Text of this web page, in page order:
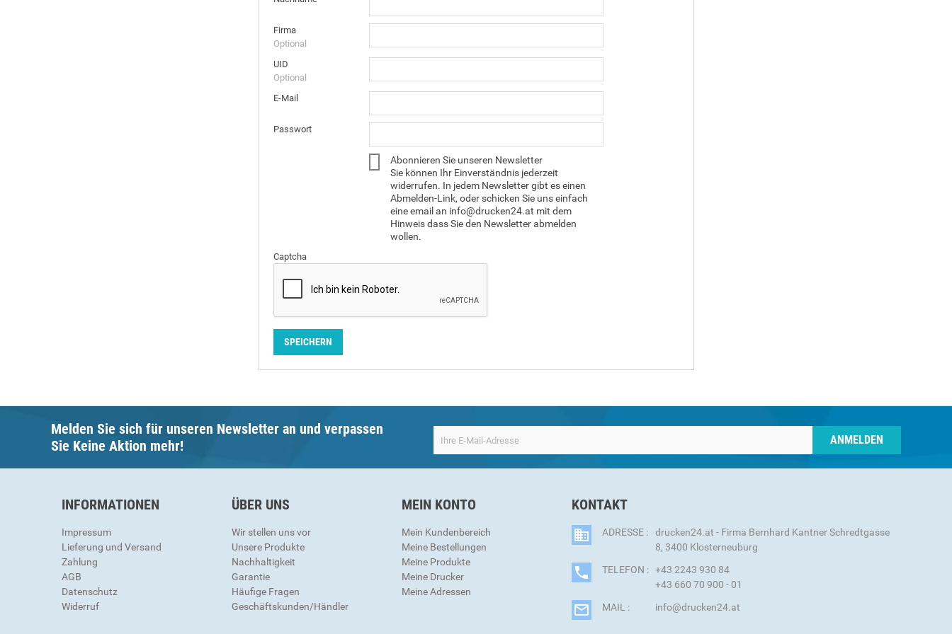
Firma
Optional
UID
Optional
E-Mail
Passwort
Abonnieren Sie unseren Newsletter
Sie können Ihr Einverständnis jederzeit
widerrufen. In jedem Newsletter gibt es einen
Abmelden-Link, oder schicken Sie uns einfach
eine email an info@drucken24.at mit dem
Hinweis dass Sie den Newsletter abmelden
wollen.
Captcha
SPEICHERN
Melden Sie sich für unseren Newsletter an und verpassen
Sie Keine Aktion mehr!
ANMELDEN
INFORMATIONEN
Impressum
Lieferung und Versand
Zahlung
AGB
Datenschutz
Widerruf
ÜBER UNS
Wir stellen uns vor
Unsere Produkte
Nachhaltigkeit
Garantie
Häufige Fragen
Geschäftskunden/Händler
MEIN KONTO
Mein Kundenbereich
Meine Bestellungen
Meine Produkte
Meine Drucker
Meine Adressen
KONTAKT
ADRESSE :
drucken24.at - Firma Bernhard Kantner Schredtgasse
8, 3400 Klosterneuburg
TELEFON : +43 2243 930 84
+43 660 70 900 - 01
MAIL :
info@drucken24.at